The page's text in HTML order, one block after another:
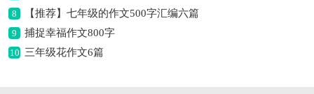
8 【推荐】七年级的作文500字汇编六篇
9 捕捉幸福作文800字
10 三年级花作文6篇